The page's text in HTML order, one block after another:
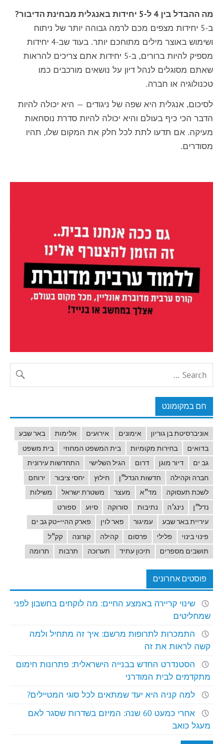
מה ההבדל בין 4 ל-5 יחידות באנגלית מבחינת הדיבור?
ב-5 יחידות מצפים מכם לרמה גבוהה יותר של ניתוח
ושימוש באוצר מילים מתוחכם יותר. בעוד שב-4 יחידות
מספיק להיות ברורים, ב-5 יחידות אתם צריכים להראות
שאתם מסוגלים לנהל דיון על נושאים מורכבים כמו
טכנולוגיה או חברה.
לסיכום, אנגלית היא שפה של ניגודים — היא יכולה להיות
הדבר הכי כיף בעולם והיא יכולה להיות סדרת נוסחאות
מעיקה. אם תדעו לתת לכל חלק את המקום שלו, תהיו
מסודרים.
חם במקומונט
אוניברסיטת בן גוריון אימונים אירועים אלימות
באר שבע
בדואים
בחירות מקומיות בית המשפט המחוזי
בית משפט
גב ים
דיור מוגן דרום הגיל השלישי
התחדשות עירונית
חברה וקהילה
חדשות הנדל"ן חילוץ יחסי ציבור
ירוחם
לשכת תעסוקה
מד"א מעצר משטרת ישראל
משילות
נדל"ן
נינג'ה נתיבות סורוקה סיוע
ספורט
עיריית באר שבע
עמיגור פאר לוין
פארק ההיי-טק גב ים
פינוי בינוי
פלילי פרסום קהילה קורונה
קק"ל
תושבים מספרים
תיכון עתיד תערוכה תרבות תרומה
פוסטים אחרונים
שינוי קריירה באמצע החיים: מה לוקחים בחשבון לפני
שמחליטים
התמכרות לתרופות מרשם: איך זה מתחיל ולמה
קשה לראות את זה
הסטנדרט החדש בבנייה הישראלית: פתרונות חימום
מתקדמים לבית המודרני
למה קניה היא יעד שמתאים לכל סוגי המטיילים?
אחרי כמעט 60 שנה: המיזם בשדרות שסגר לאם
מעגל כואב